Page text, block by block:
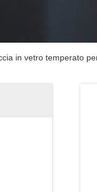
in vetro temperato